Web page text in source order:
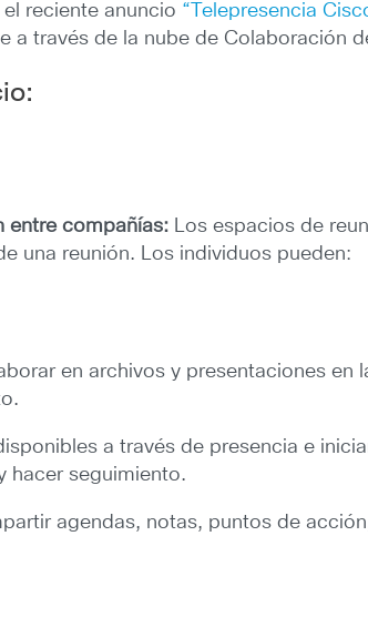
reciente anuncio “Telepresencia
a través de la nube de Colaboración
entre compañías: Los espacios de
una reunión. Los individuos pueden:
en archivos y presentaciones
a través de presencia e
hacer seguimiento.
agendas, notas, puntos de